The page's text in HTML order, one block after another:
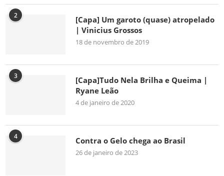
2
[Capa] Um garoto (quase) atropelado
| Vinicius Grossos
18 de novembro de 2019
3
[Capa]Tudo Nela Brilha e Queima |
Ryane Leão
4 de janeiro de 2020
4 Contra o Gelo chega ao Brasil
26 de janeiro de 2023